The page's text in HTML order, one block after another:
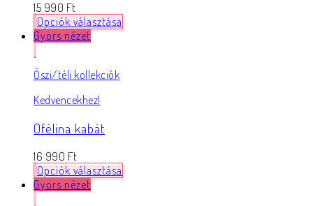
15 990 Ft
Opciók választása
Gyors nézet
Őszi/téli kollekciók
Kedvencekhez!
Ofélina kabát
16 990 Ft
Opciók választása
Gyors nézet